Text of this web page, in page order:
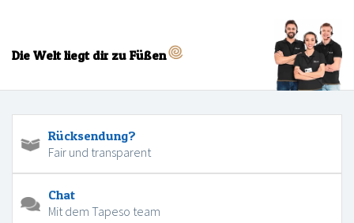
Die Welt liegt dir zu Füßen
Rücksendung?
Fair und transparent
Chat
Mit dem Tapeso team